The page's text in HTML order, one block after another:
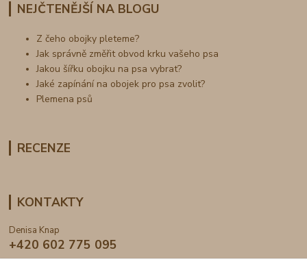
NEJČTENĚJŠÍ NA BLOGU
Z čeho obojky pleteme?
Jak správně změřit obvod krku vašeho psa
Jakou šířku obojku na psa vybrat?
Jaké zapínání na obojek pro psa zvolit?
Plemena psů
RECENZE
KONTAKTY
Denisa Knap
+420 602 775 095